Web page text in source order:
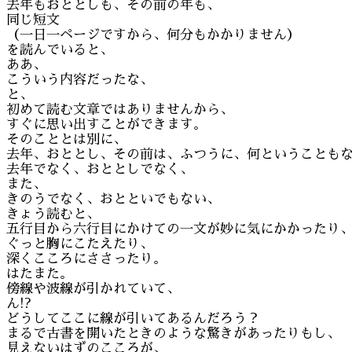
去年もおととしも、その前の年も、
同じ短文
（一日一ページですから、何分もかかりません）
を読んでいると、
ああ、
こういう内容だったな、
と、
初めて読む文章ではありませんから、
すぐに思い出すことができます。
そのこととは別に、
去年、おととし、その前は、ふつうに、何ということも
去年でなく、おととしでなく、
また、
きのうでなく、おとといでもない、
きょう読むと、
五行目から六行目にかけての一文が妙に気にかかったり、
ぐっと胸にこたえたり、
深くこころにささったり。
はたまた。
傍線や波線が引かれていて、
ん!?
どうしてここに線が引いてあるんだろう？
まるで古書を開いたときのような驚きがあったりもし、
見えないはずのこころが、